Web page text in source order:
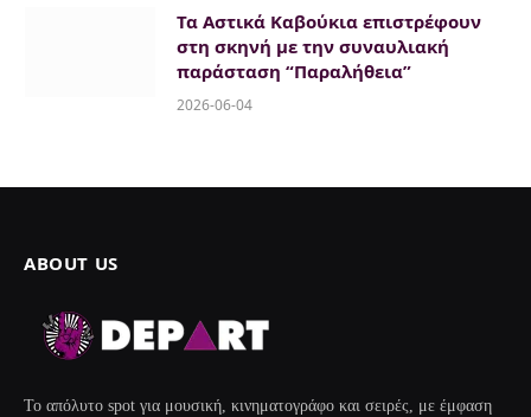
Τα Αστικά Καβούκια επιστρέφουν
στη σκηνή με την συναυλιακή
παράσταση “Παραλήθεια”
2026-06-04
ABOUT US
Το απόλυτο spot για μουσική, κινηματογράφο και σειρές, με έμφαση